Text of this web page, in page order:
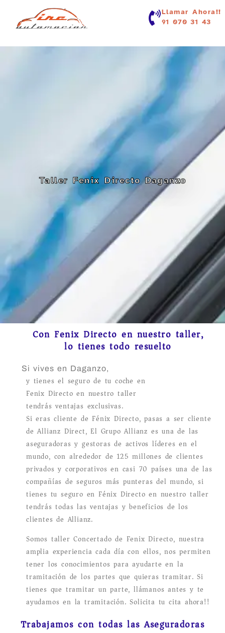
Llamar Ahora!!
91 070 31 43
Taller Fenix Directo Daganzo
Con Fenix Directo en nuestro taller,
lo tienes todo resuelto
Si vives en Daganzo,
y tienes el seguro de tu coche en
Fenix Directo en nuestro taller
tendrás ventajas exclusivas.
Si eras cliente de Fénix Directo, pasas a ser cliente
de Allianz Direct, El Grupo Allianz es una de las
aseguradoras y gestoras de activos líderes en el
mundo, con alrededor de 125 millones de clientes
privados y corporativos en casi 70 países una de las
compañías de seguros más punteras del mundo, si
tienes tu seguro en Fénix Directo en nuestro taller
tendrás todas las ventajas y beneficios de los
clientes de Allianz.
Somos taller Concertado de Fenix Directo, nuestra
amplia experiencia cada día con ellos, nos permiten
tener los conocimientos para ayudarte en la
tramitación de los partes que quieras tramitar. Si
tienes que tramitar un parte, llámanos antes y te
ayudamos en la tramitación. Solicita tu cita ahora!!
Trabajamos con todas las Aseguradoras